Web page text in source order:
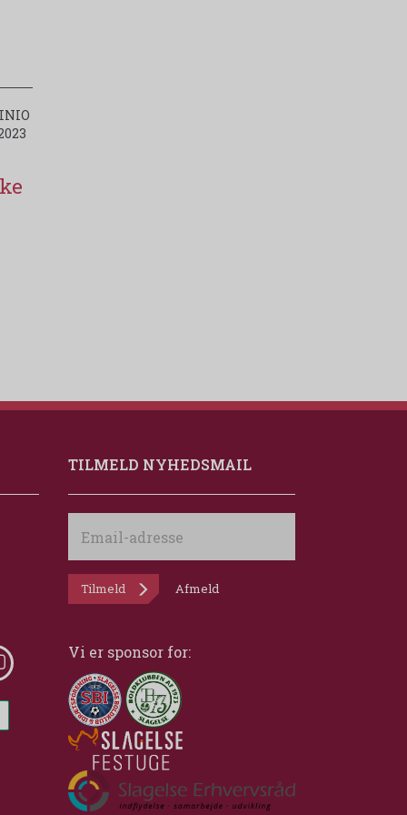
TILMELD NYHEDSMAIL
adresse
Tilmeld Afmeld
Vi er sponsor for: